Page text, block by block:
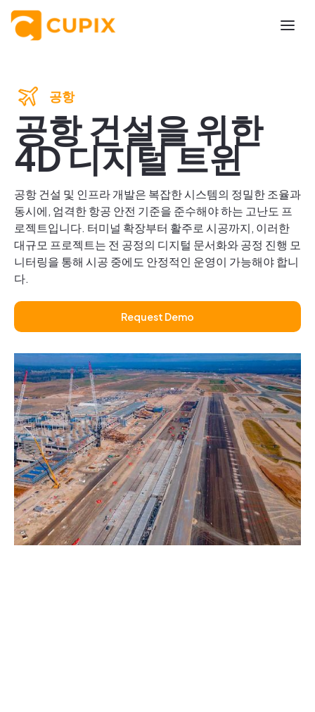
공항
공항 건설을 위한
4D 디지털 트윈
공항 건설 및 인프라 개발은 복잡한 시스템의 정밀한 조율과
동시에, 엄격한 항공 안전 기준을 준수해야 하는 고난도 프
로젝트입니다. 터미널 확장부터 활주로 시공까지, 이러한
대규모 프로젝트는 전 공정의 디지털 문서화와 공정 진행 모
니터링을 통해 시공 중에도 안정적인 운영이 가능해야 합니
다.
Request Demo